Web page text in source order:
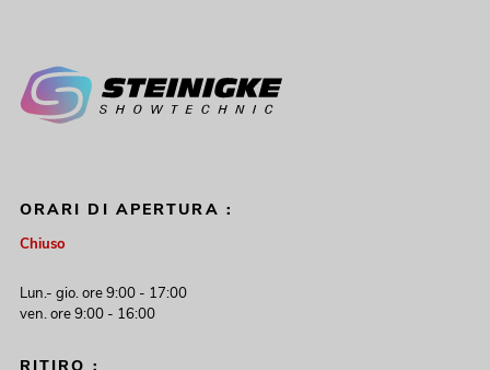
ORARI DI APERTURA :
Chiuso
Lun.- gio. ore 9:00 - 17:00
ven. ore 9:00 - 16:00
RITIRO :